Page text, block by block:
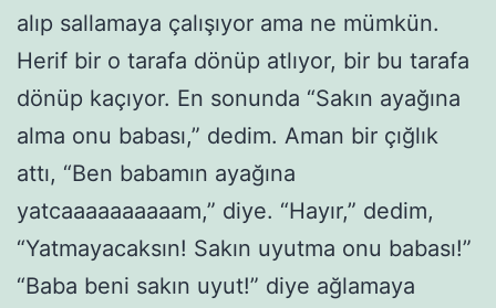
alıp sallamaya çalışıyor ama ne mümkün.
Herif bir o tarafa dönüp atlıyor, bir bu tarafa
dönüp kaçıyor. En sonunda “Sakın ayağına
alma onu babası,” dedim. Aman bir çığlık
attı, “Ben babamın ayağına
yatcaaaaaaaaaam,” diye. “Hayır,” dedim,
“Yatmayacaksın! Sakın uyutma onu babası!”
“Baba beni sakın uyut!” diye ağlamaya